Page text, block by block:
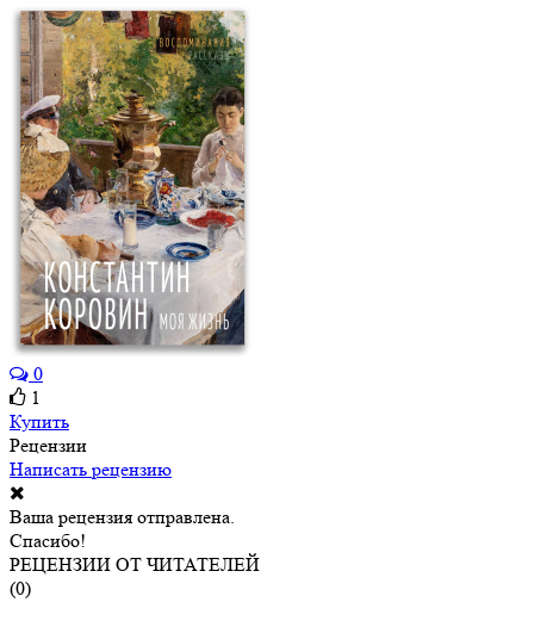
0
1
Купить
Рецензии
Написать рецензию
Ваша рецензия отправлена.
Спасибо!
РЕЦЕНЗИИ ОТ ЧИТАТЕЛЕЙ
(0)